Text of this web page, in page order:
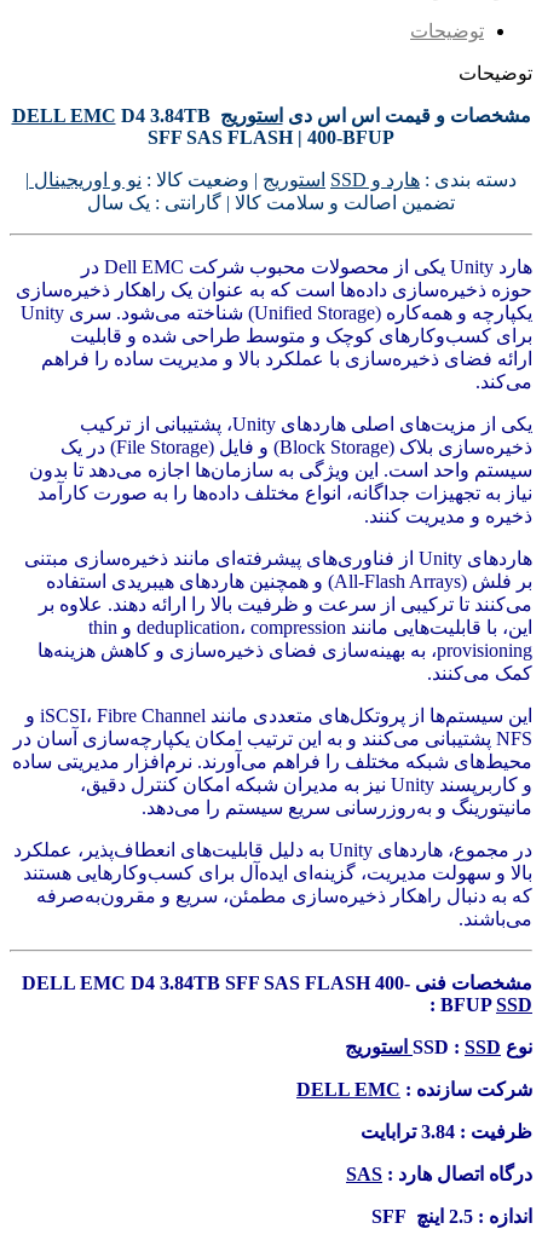
توضیحات
توضیحات
مشخصات و قیمت اس اس دی استوریج DELL EMC D4 3.84TB
SFF SAS FLASH | 400-BFUP
دسته بندی : هارد و SSD استوریج | وضعیت کالا : نو و اوریجینال |
تضمین اصالت و سلامت کالا | گارانتی : یک سال
هارد Unity یکی از محصولات محبوب شرکت Dell EMC در
حوزه ذخیره‌سازی داده‌ها است که به عنوان یک راهکار ذخیره‌سازی
یکپارچه و همه‌کاره (Unified Storage) شناخته می‌شود. سری Unity
برای کسب‌وکارهای کوچک و متوسط طراحی شده و قابلیت
ارائه فضای ذخیره‌سازی با عملکرد بالا و مدیریت ساده را فراهم
می‌کند.
یکی از مزیت‌های اصلی هاردهای Unity، پشتیبانی از ترکیب
ذخیره‌سازی بلاک (Block Storage) و فایل (File Storage) در یک
سیستم واحد است. این ویژگی به سازمان‌ها اجازه می‌دهد تا بدون
نیاز به تجهیزات جداگانه، انواع مختلف داده‌ها را به صورت کارآمد
ذخیره و مدیریت کنند.
هاردهای Unity از فناوری‌های پیشرفته‌ای مانند ذخیره‌سازی مبتنی
بر فلش (All-Flash Arrays) و همچنین هاردهای هیبریدی استفاده
می‌کنند تا ترکیبی از سرعت و ظرفیت بالا را ارائه دهند. علاوه بر
این، با قابلیت‌هایی مانند deduplication، compression و thin
provisioning، به بهینه‌سازی فضای ذخیره‌سازی و کاهش هزینه‌ها
کمک می‌کنند.
این سیستم‌ها از پروتکل‌های متعددی مانند iSCSI، Fibre Channel و
NFS پشتیبانی می‌کنند و به این ترتیب امکان یکپارچه‌سازی آسان در
محیط‌های شبکه مختلف را فراهم می‌آورند. نرم‌افزار مدیریتی ساده
و کاربرپسند Unity نیز به مدیران شبکه امکان کنترل دقیق،
مانیتورینگ و به‌روزرسانی سریع سیستم را می‌دهد.
در مجموع، هاردهای Unity به دلیل قابلیت‌های انعطاف‌پذیر، عملکرد
بالا و سهولت مدیریت، گزینه‌ای ایده‌آل برای کسب‌وکارهایی هستند
که به دنبال راهکار ذخیره‌سازی مطمئن، سریع و مقرون‌به‌صرفه
می‌باشند.
مشخصات فنی DELL EMC D4 3.84TB SFF SAS FLASH 400-
BFUPSSD
:
نوع SSD : SSD استوریج
شرکت سازنده : DELL EMC
ظرفیت : 3.84 ترابایت
درگاه اتصال هارد : SAS
اندازه : 2.5 اینچ SFF